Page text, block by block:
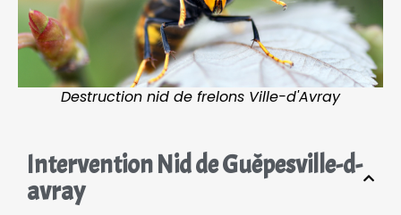
Destruction nid de frelons Ville-d'Avray
Intervention Nid de Guêpesville-d-
avray